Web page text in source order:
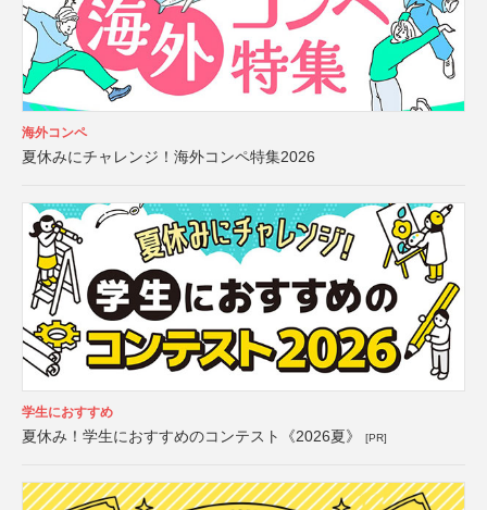
海外コンペ
夏休みにチャレンジ！海外コンペ特集2026
学生におすすめ
夏休み！学生におすすめのコンテスト《2026夏》 [PR]